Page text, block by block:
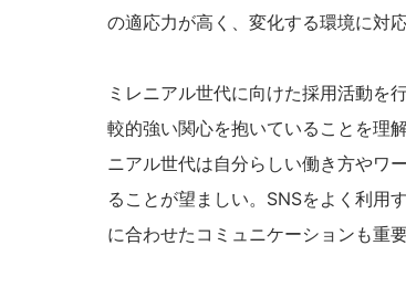
の適応力が高く、変化する環境に対
ミレニアル世代に向けた採用活動を
較的強い関心を抱いていることを理
ニアル世代は自分らしい働き方やワ
ることが望ましい。SNSをよく利用
に合わせたコミュニケーションも重要